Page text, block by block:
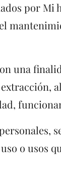
por
una
o usos